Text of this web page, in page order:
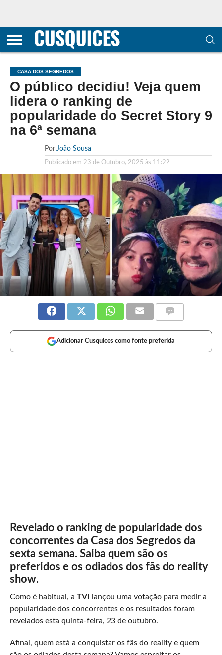
CONTACTOS
HOME
POLÍTICA DE
E COOKIES
SOBRE
TERMOS E
TRANSPARÊNCIA
METODOLOGIA
CASA DOS SEGREDOS
O público decidiu! Veja quem
lidera o ranking de
popularidade do Secret Story 9
na 6ª semana
Por João Sousa
Publicado em 23 de Outubro, 2025 às 11:22
Adicionar Cusquices como fonte preferida
Revelado o ranking de popularidade dos
concorrentes da Casa dos Segredos da
sexta semana. Saiba quem são os
preferidos e os odiados dos fãs do reality
show.
Como é habitual, a TVI
lançou uma votação para medir a
popularidade dos concorrentes e os resultados foram
revelados esta quinta-feira, 23 de outubro.
Afinal, quem está a conquistar os fãs do reality e quem